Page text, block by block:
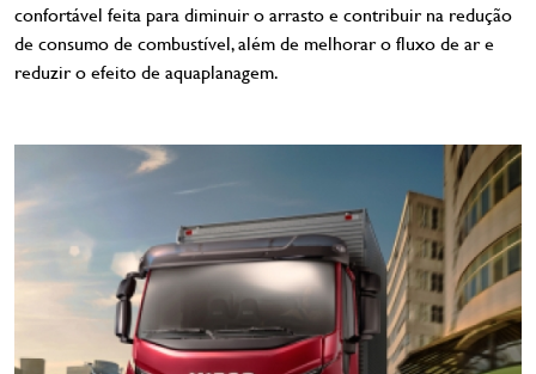
confortável feita para diminuir o arrasto e contribuir na redução
de consumo de combustível, além de melhorar o fluxo de ar e
reduzir o efeito de aquaplanagem.